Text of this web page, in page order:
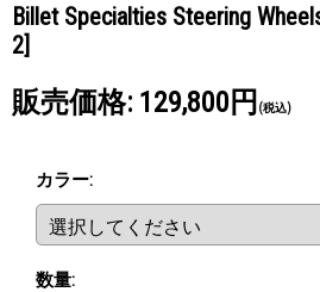
Billet Specialties Steering
2]
販売価格: 129,800円 (税込)
カラー:
数量: